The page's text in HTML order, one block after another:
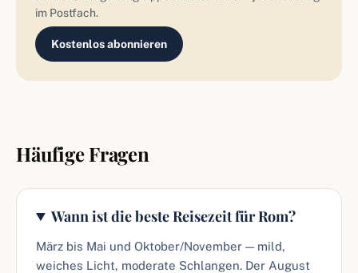
im Postfach.
Kostenlos abonnieren
Häufige Fragen
Wann ist die beste Reisezeit für Rom?
März bis Mai und Oktober/November — mild,
weiches Licht, moderate Schlangen. Der August